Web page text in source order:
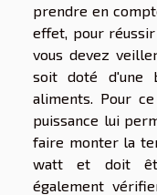
prendre en
effet, pour
vous devez
soit doté d'une
aliments. Pour
puissance lui
faire monter la
watt et doit
également